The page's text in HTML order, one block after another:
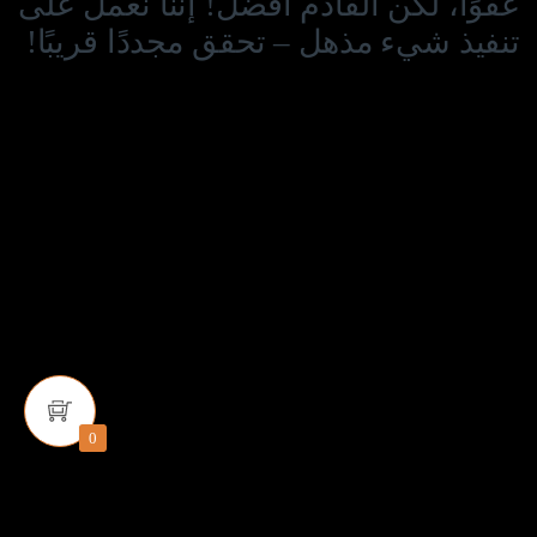
تنفيذ شيء مذهل – تحقق مجددًا قريبًا!
0